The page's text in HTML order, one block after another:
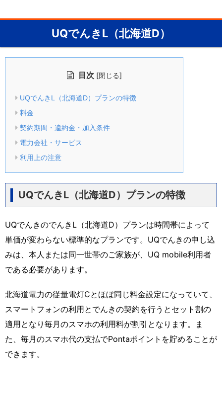
UQでんきL（北海道D）
目次 [閉じる]
UQでんきL（北海道D）プランの特徴
料金
契約期間・違約金・加入条件
電力会社・サービス
利用上の注意
UQでんきL（北海道D）プランの特徴
UQでんきのでんきL（北海道D）プランは時間帯によって
単価が変わらない標準的なプランです。UQでんきの申し込
みは、本人または同一世帯のご家族が、UQ mobile利用者
である必要があります。
北海道電力の従量電灯Cとほぼ同じ料金設定になっていて、
スマートフォンの利用とでんきの契約を行うとセット割の
適用となり毎月のスマホの利用料が割引となります。ま
た、毎月のスマホ代の支払でPontaポイントを貯めることが
できます。